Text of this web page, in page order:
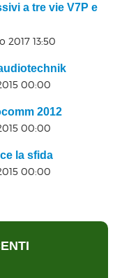
a tre vie V7P e
2017 13:50
00:00
2012
00:00
la sfida
00:00